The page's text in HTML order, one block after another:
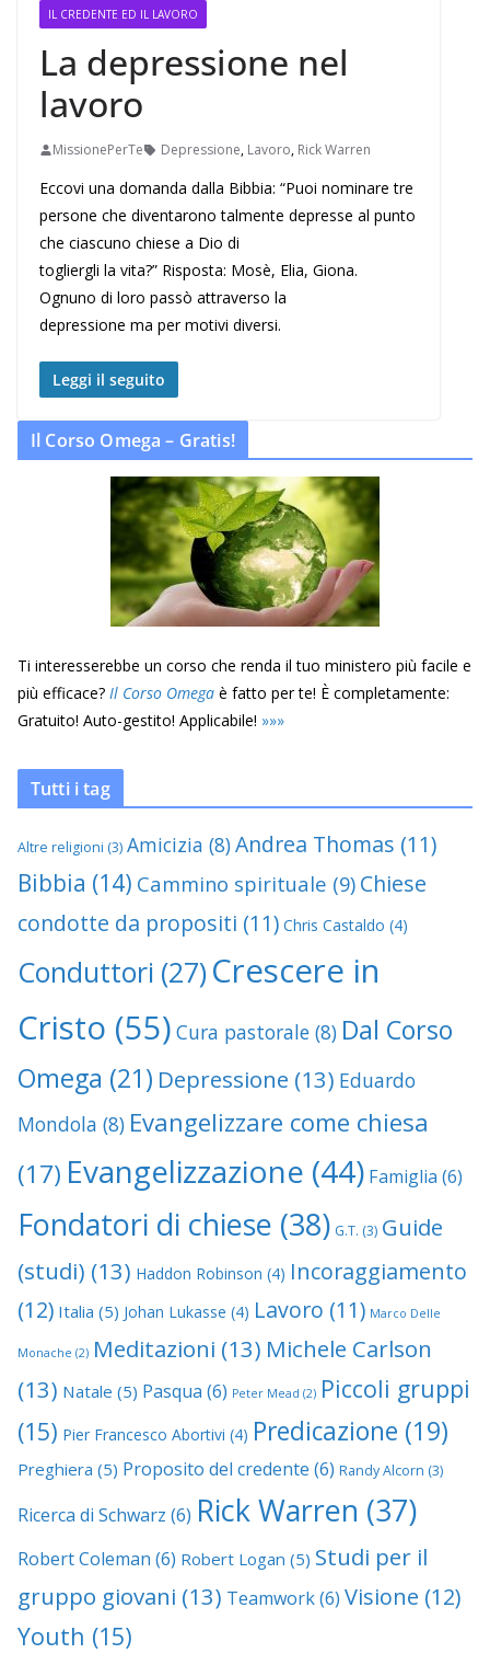
IL CREDENTE ED IL LAVORO
La depressione nel
lavoro
MissionePerTe Depressione, Lavoro, Rick Warren
Eccovi una domanda dalla Bibbia: “Puoi nominare tre
persone che diventarono talmente depresse al punto
che ciascuno chiese a Dio di
togliergli la vita?” Risposta: Mosè, Elia, Giona.
Ognuno di loro passò attraverso la
depressione ma per motivi diversi.
Leggi il seguito
Il Corso Omega – Gratis!
Ti interesserebbe un corso che renda il tuo ministero più facile e
più efficace? Il Corso Omega è fatto per te! È completamente:
Gratuito! Auto-gestito! Applicabile! »»»
Tutti i tag
Altre religioni (3) Amicizia (8)Andrea Thomas (11)
Bibbia (14) Cammino spirituale (9) Chiese
condotte da propositi (11) Chris Castaldo (4)
Conduttori (27) Crescere in
Cristo (55) Cura pastorale (8) Dal Corso
Omega (21) Depressione (13) Eduardo
Mondola (8) Evangelizzare come chiesa
(17) Evangelizzazione (44) Famiglia (6)
Fondatori di chiese (38) G.T. (3) Guide
(studi) (13) Haddon Robinson (4) Incoraggiamento
(12) Italia (5) Johan Lukasse (4) Lavoro (11) Marco Delle
Monache (2) Meditazioni (13) Michele Carlson
(13) Natale (5) Pasqua (6) Peter Mead (2) Piccoli gruppi
(15) Pier Francesco Abortivi (4) Predicazione (19)
Preghiera (5) Proposito del credente (6) Randy Alcorn (3)
Ricerca di Schwarz (6) Rick Warren (37)
Robert Coleman (6) Robert Logan (5) Studi per il
gruppo giovani (13) Teamwork(6) Visione (12)
Youth (15)